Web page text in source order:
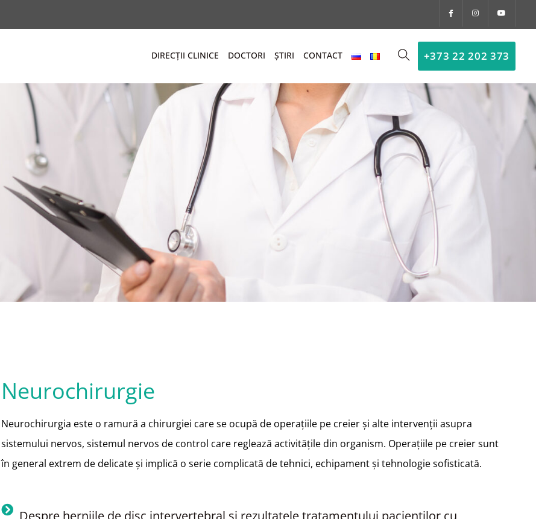
DIRECȚII CLINICE DOCTORI ȘTIRI CONTACT +373 22 202 373
Neurochirurgie
Neurochirurgia este o ramură a chirurgiei care se ocupă de operațiile pe creier și alte intervenții asupra
sistemului nervos, sistemul nervos de control care reglează activitățile din organism. Operațiile pe creier sunt
în general extrem de delicate și implică o serie complicată de tehnici, echipament și tehnologie sofisticată.
Despre herniile de disc intervertebral și rezultatele tratamentului pacienților cu